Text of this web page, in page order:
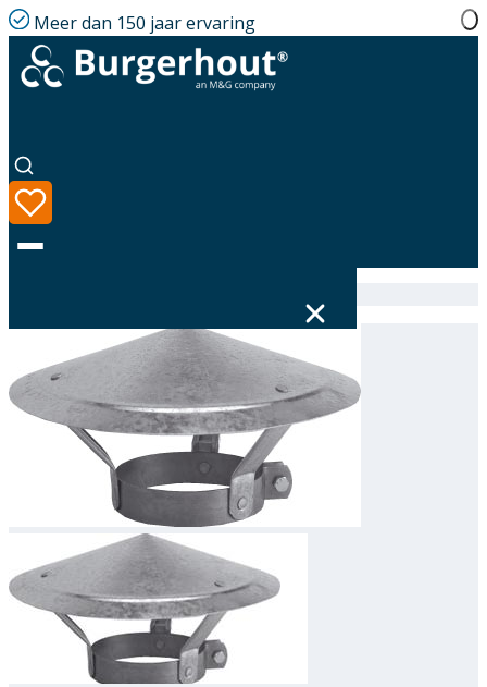
Meer dan 150 jaar ervaring
Taal
Assortiment
Oplossingen
Academy
Over ons